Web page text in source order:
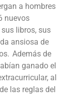
a hombres
nuevos
libros, sus
ansiosa de
Además de
ganado el
al
las reglas del